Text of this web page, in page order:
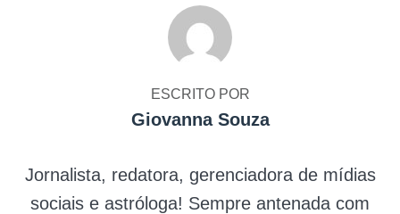
ESCRITO POR
Giovanna Souza
Jornalista, redatora, gerenciadora de mídias
sociais e astróloga! Sempre antenada com